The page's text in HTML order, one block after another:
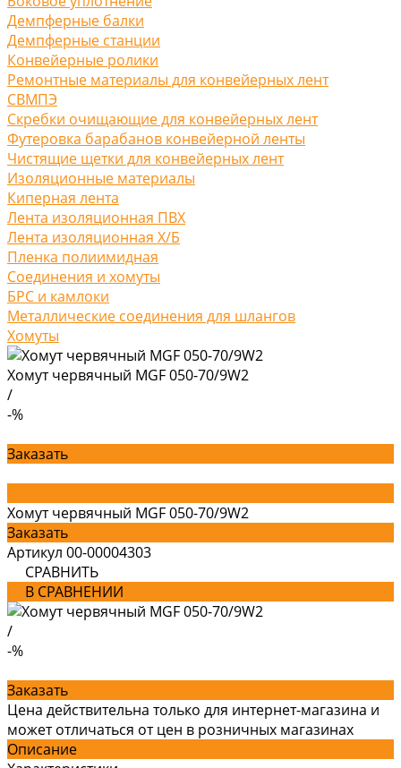
Демпферные балки
Демпферные станции
Конвейерные ролики
Ремонтные материалы для конвейерных лент
СВМПЭ
Скребки очищающие для конвейерных лент
Футеровка барабанов конвейерной ленты
Чистящие щетки для конвейерных лент
Изоляционные материалы
Киперная лента
Лента изоляционная ПВХ
Лента изоляционная Х/Б
Пленка полиимидная
Соединения и хомуты
БРС и камлоки
Металлические соединения для шлангов
Хомуты
Хомут червячный MGF 050-70/9W2
/
-%
Заказать
Хомут червячный MGF 050-70/9W2
Заказать
Артикул 00-00004303
СРАВНИТЬ
В СРАВНЕНИИ
/
-%
Заказать
Цена действительна только для интернет-магазина и
может отличаться от цен в розничных магазинах
Описание